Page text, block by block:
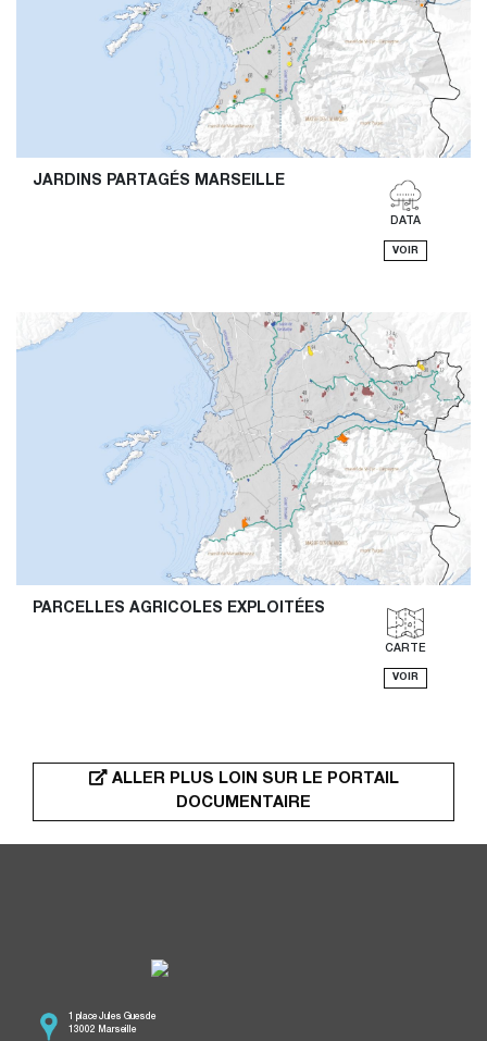
JARDINS PARTAGÉS MARSEILLE
DATA
VOIR
PARCELLES AGRICOLES EXPLOITÉES
CARTE
VOIR
ALLER PLUS LOIN SUR LE PORTAIL
DOCUMENTAIRE
1 place Jules Guesde
13002 Marseille